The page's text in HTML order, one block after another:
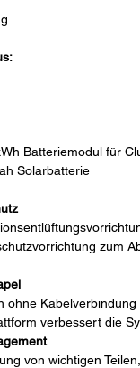
Batteriemodul für
Solarbatterie
zum
ohne
verbessert die
von wichtigen